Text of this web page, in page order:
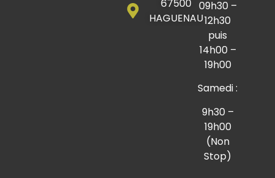
67500
HAGUENAU
09h30 –
12h30
puis
14h00 –
19h00
Samedi :
9h30 –
19h00
(Non
Stop)